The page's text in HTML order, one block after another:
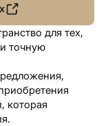
для тех,
точную
которая